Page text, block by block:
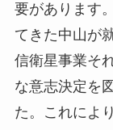
要があります
てきた中山が
信衛星事業そ
な意志決定を
た。これによ